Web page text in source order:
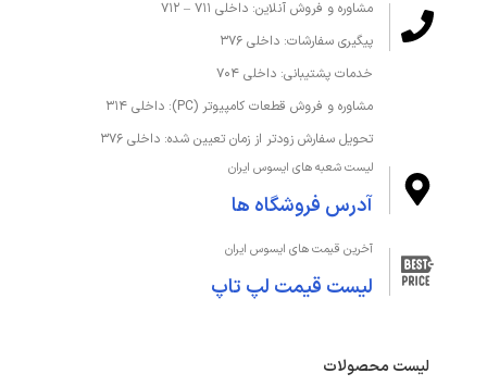
مشاوره و فروش آنلاین: داخلی ۷۱۱ – ۷۱۲
پیگیری سفارشات: داخلی ۳۷۶
خدمات پشتیبانی: داخلی ۷۰۴
مشاوره و فروش قطعات کامپیوتر (PC): داخلی ۳۱۴
تحویل سفارش زودتر از زمان تعیین شده: داخلی ۳۷۶
لیست شعبه های ایسوس ایران
آدرس فروشگاه ها
آخرین قیمت های ایسوس ایران
لیست قیمت لپ تاپ
لیست محصولات